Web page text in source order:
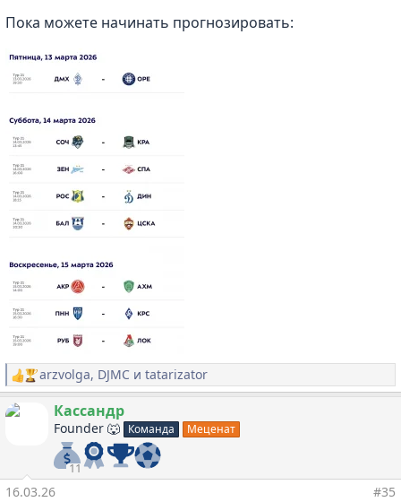
Пока можете начинать прогнозировать:
Р
е
а
:
arzvolga, DJMC и tatarizator
Кассандр
Founder 🐺 Команда Меценат
11
16.03.26 #35